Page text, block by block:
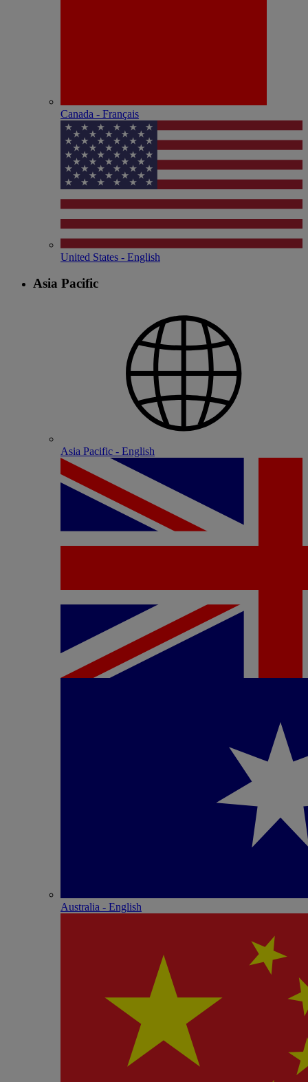
Canada - Français
United States - English
Asia Pacific
Asia Pacific - English
Australia - English